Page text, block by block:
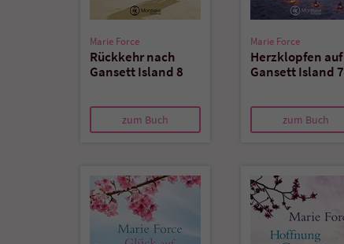
Marie Force
Rückkehr nach
Gansett Island 8
zum Buch
Marie Force
Herzklopfen auf
Gansett Island 7
zum Buch